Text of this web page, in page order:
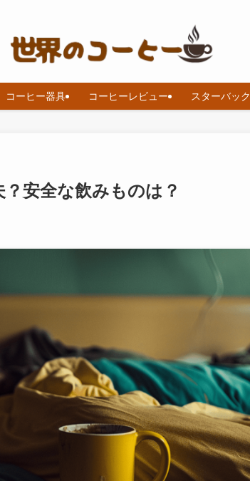
コーヒー器具 コーヒーレビュー スターバッ
安全な飲みものは？